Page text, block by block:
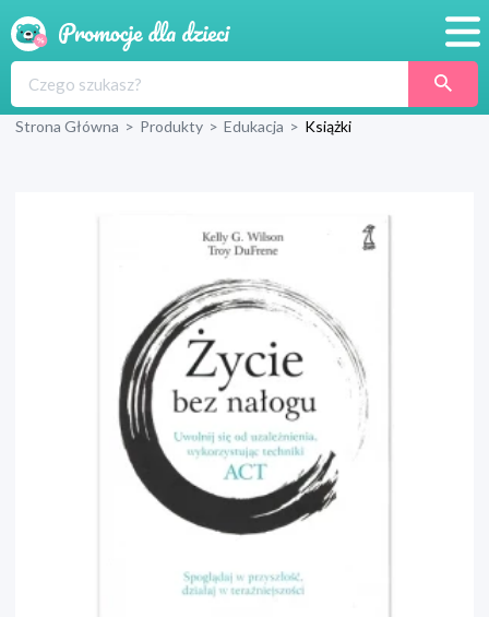
Produkty
Blog
Wyprawka
Strona Główna > Produkty > Edukacja > Książki